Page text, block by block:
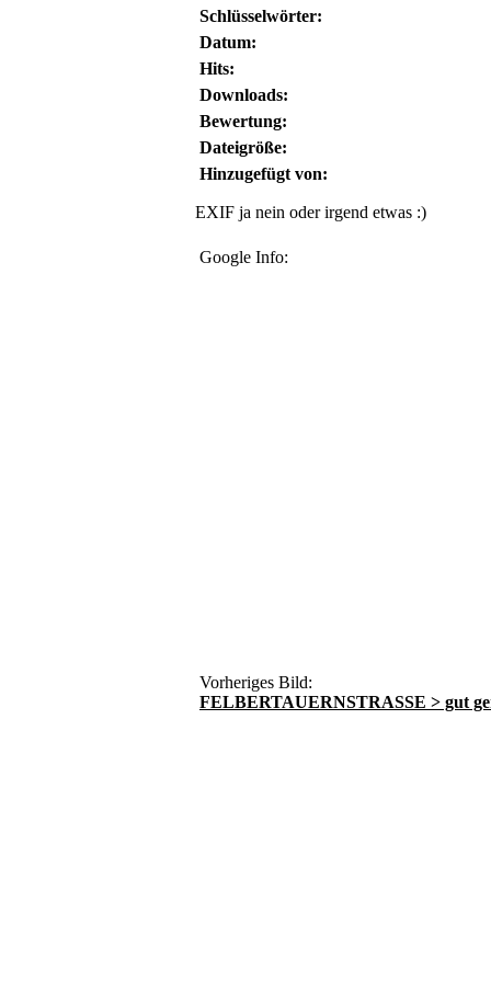
Schlüsselwörter:
Datum:
Hits:
Downloads:
Bewertung:
Dateigröße:
Hinzugefügt von:
EXIF ja nein oder irgend etwas :)
Google Info:
Vorheriges Bild:
FELBERTAUERNSTRASSE > gut